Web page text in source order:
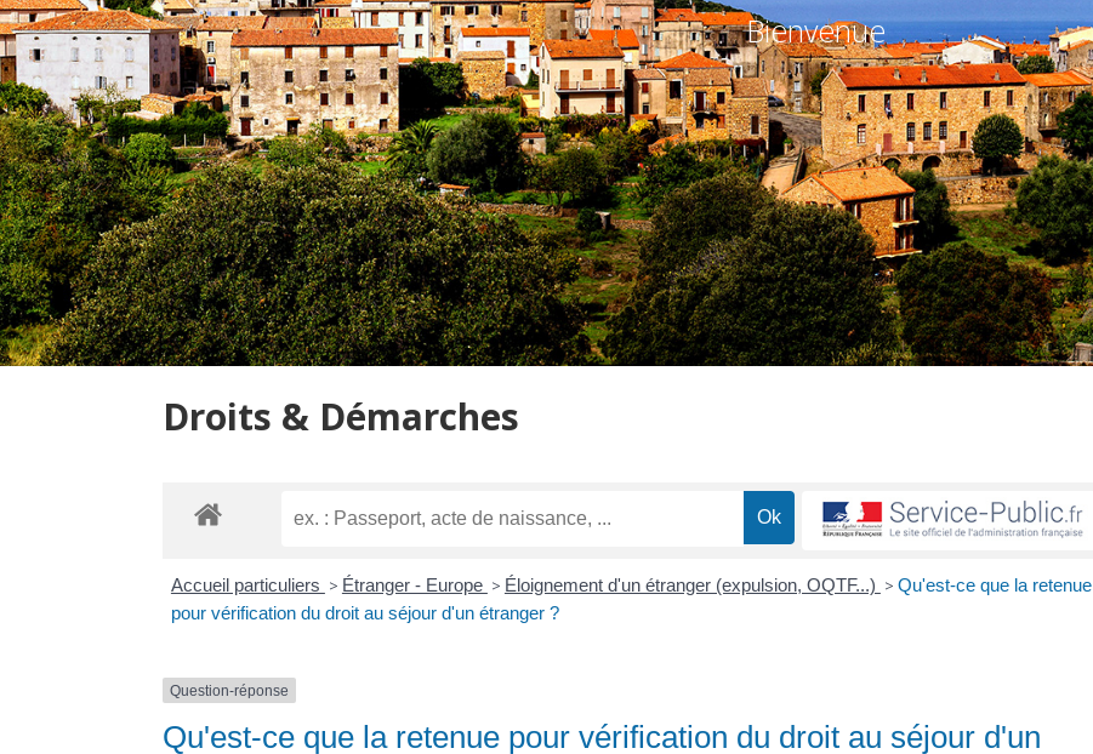
Bienvenue
Droits & Démarches
Accueil particuliers > Étranger - Europe > Éloignement d'un étranger (expulsion, OQTF...) > Qu'est-ce que la retenue
pour vérification du droit au séjour d'un étranger ?
Question-réponse
Qu'est-ce que la retenue pour vérification du droit au séjour d'un